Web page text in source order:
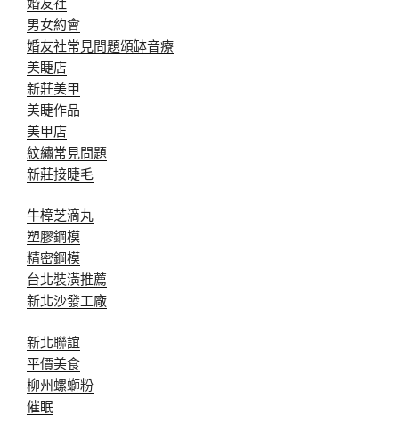
男女約會
婚友社常見問題頌缽音療
美睫店
新莊美甲
美睫作品
美甲店
紋繡常見問題
新莊接睫毛
牛樟芝滴丸
塑膠鋼模
精密鋼模
台北裝潢推薦
新北沙發工廠
新北聯誼
平價美食
柳州螺螄粉
催眠